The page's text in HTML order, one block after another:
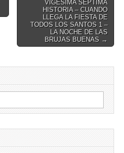
VIGÉSIMA SÉPTIMA
HISTORIA – CUANDO
LLEGA LA FIESTA DE
TODOS LOS SANTOS 1 –
LA NOCHE DE LAS
BRUJAS BUENAS →